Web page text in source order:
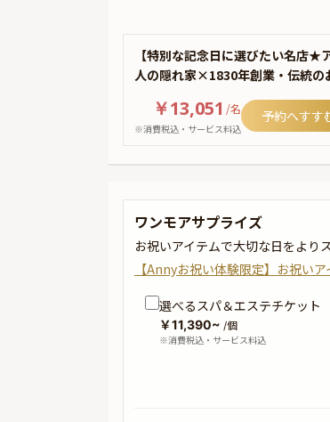
【特別な記念日に選びたい名店
人の隠れ家×1830年創業・伝統の
￥13,051 /名
※消費税込・サービス料込
予約へすす
ワンモアサプライズ
お祝いアイテムで大切な日をより
【Annyお祝い体験限定】お祝いア
選べるスパ＆エステチケット
￥11,390~ /個
※消費税込・サービス料込